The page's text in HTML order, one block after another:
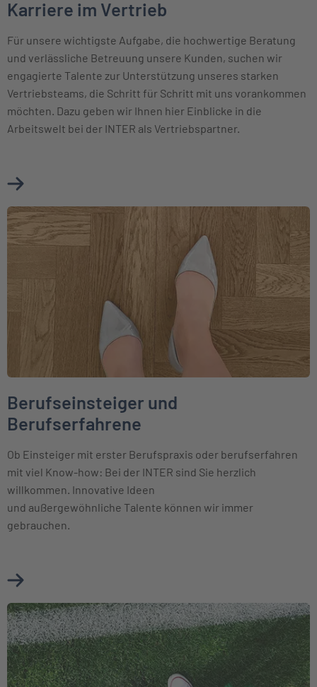
Karriere im Vertrieb
Für unsere wichtigste Aufgabe, die hochwertige Beratung
und verlässliche Betreuung unsere Kunden, suchen wir
engagierte Talente zur Unterstützung unseres starken
Vertriebsteams, die Schritt für Schritt mit uns vorankommen
möchten. Dazu geben wir Ihnen hier Einblicke in die
Arbeitswelt bei der INTER als Vertriebspartner.
Mehr über Karriere im Vertrieb erfahren
Weiter zu Berufseinsteiger und Berufserfahrene
Berufseinsteiger und
Berufserfahrene
Ob Einsteiger mit erster Berufspraxis oder berufserfahren
mit viel Know-how: Bei der INTER sind Sie herzlich
willkommen. Innovative Ideen
und außergewöhnliche Talente können wir immer
gebrauchen.
Mehr über Berufseinsteiger und Berufserfahrene erfahren
Weiter zu Schüler und Studenten